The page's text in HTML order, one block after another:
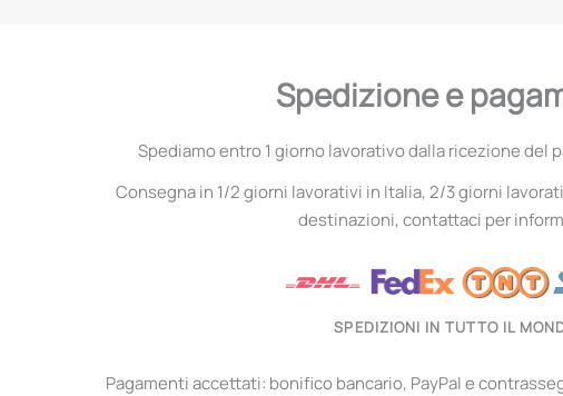
Spedizione e
Spediamo entro 1 giorno lavorativo dalla ricezione del
Consegna in 1/2 giorni lavorativi in Italia, 2/3 giorni
destinazioni, contattaci per
SPEDIZIONI IN TUTTO IL
Pagamenti accettati: bonifico bancario, PayPal e